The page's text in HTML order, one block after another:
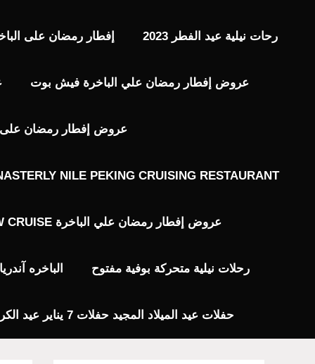
رحات نيلية عيد الفطر 2023 إفطار رمضان على
عروض إفطار رمضان علي الباخرة فيش بوت
عروض إفطار رمضان على
NILE PEKING CRUISING RESTAURANT
عروض إفطار رمضان علي الباخرة JW CRUISE
رحلات نيلية متحركة بوفية مفتوح الباخره
حفلات عيد الميلاد المجيد حفلات 7 يناير عيد الكريسماس 2024